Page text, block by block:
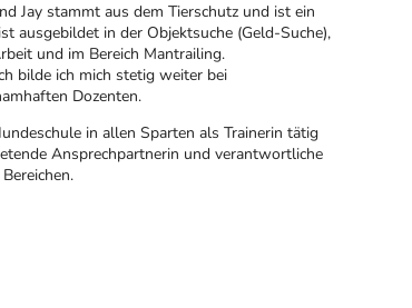
Jay stammt aus dem Tierschutz und ist ein
ausgebildet in der Objektsuche (Geld-Suche),
und im Bereich Mantrailing.
bilde ich mich stetig weiter bei
Dozenten.
in allen Sparten als Trainerin tätig
Ansprechpartnerin und verantwortliche